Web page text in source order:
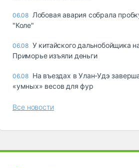
06.08 Лобовая авария собрала
"Коле"
06.08 У китайского дальнобойщика
Приморье изъяли деньги
06.08 Ha въeздax в Улaн-Удэ
«yмныx» вecoв для фyp
Все новости